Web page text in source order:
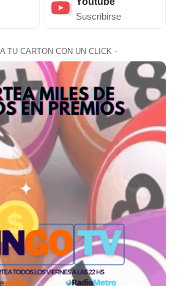
Suscribirse
TU CARTON CON UN CLICK -